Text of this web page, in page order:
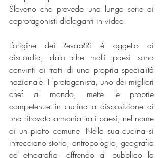
Sloveno che prevede una lunga serie di
coprotagonisti dialoganti in video.
L’origine dei čevapčiči è oggetto di
discordia, dato che molti paesi sono
convinti di tratti di una propria specialità
nazionale. Il protagonista, uno dei migliori
chef al mondo, mette le proprie
competenze in cucina a disposizione di
una ritrovata armonia tra i paesi, nel nome
di un piatto comune. Nella sua cucina si
intrecciano storia, antropologia, geografia
ed etnografia, offrendo al pubblico la